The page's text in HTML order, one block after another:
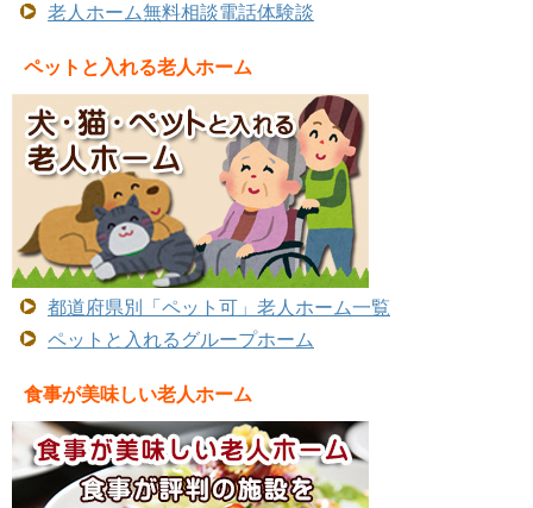
老人ホーム無料相談電話体験談
ペットと入れる老人ホーム
都道府県別「ペット可」老人ホーム一覧
ペットと入れるグループホーム
食事が美味しい老人ホーム